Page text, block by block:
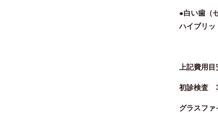
●白い歯（
ハイブリ
上記費用目
初診検査
グラスフ